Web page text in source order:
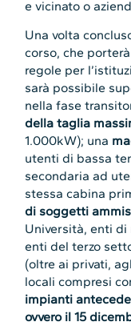
e vicinato o
Una volta
corso, che
regole per
sarà possibile
nella fase
della taglia
1.000kW); una
utenti di bassa
secondaria ad
stessa cabina
di soggetti
Università, enti di
enti del terzo
(oltre ai privati,
locali compresi
impianti
ovvero il 15